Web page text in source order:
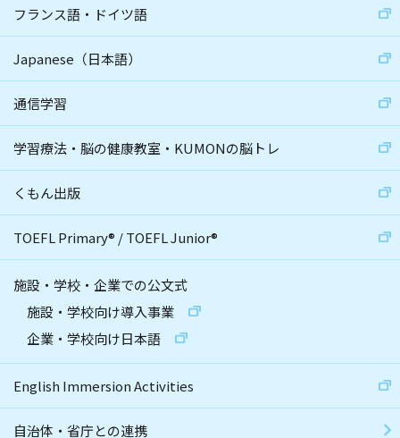
フランス語・ドイツ語
Japanese（日本語）
通信学習
学習療法・脳の健康教室・KUMONの脳トレ
くもん出版
TOEFL Primary® /TOEFL Junior®
施設・学校・企業での公文式
施設・学校向け導入事業
企業・学校向け日本語
English Immersion Activities
自治体・省庁との連携